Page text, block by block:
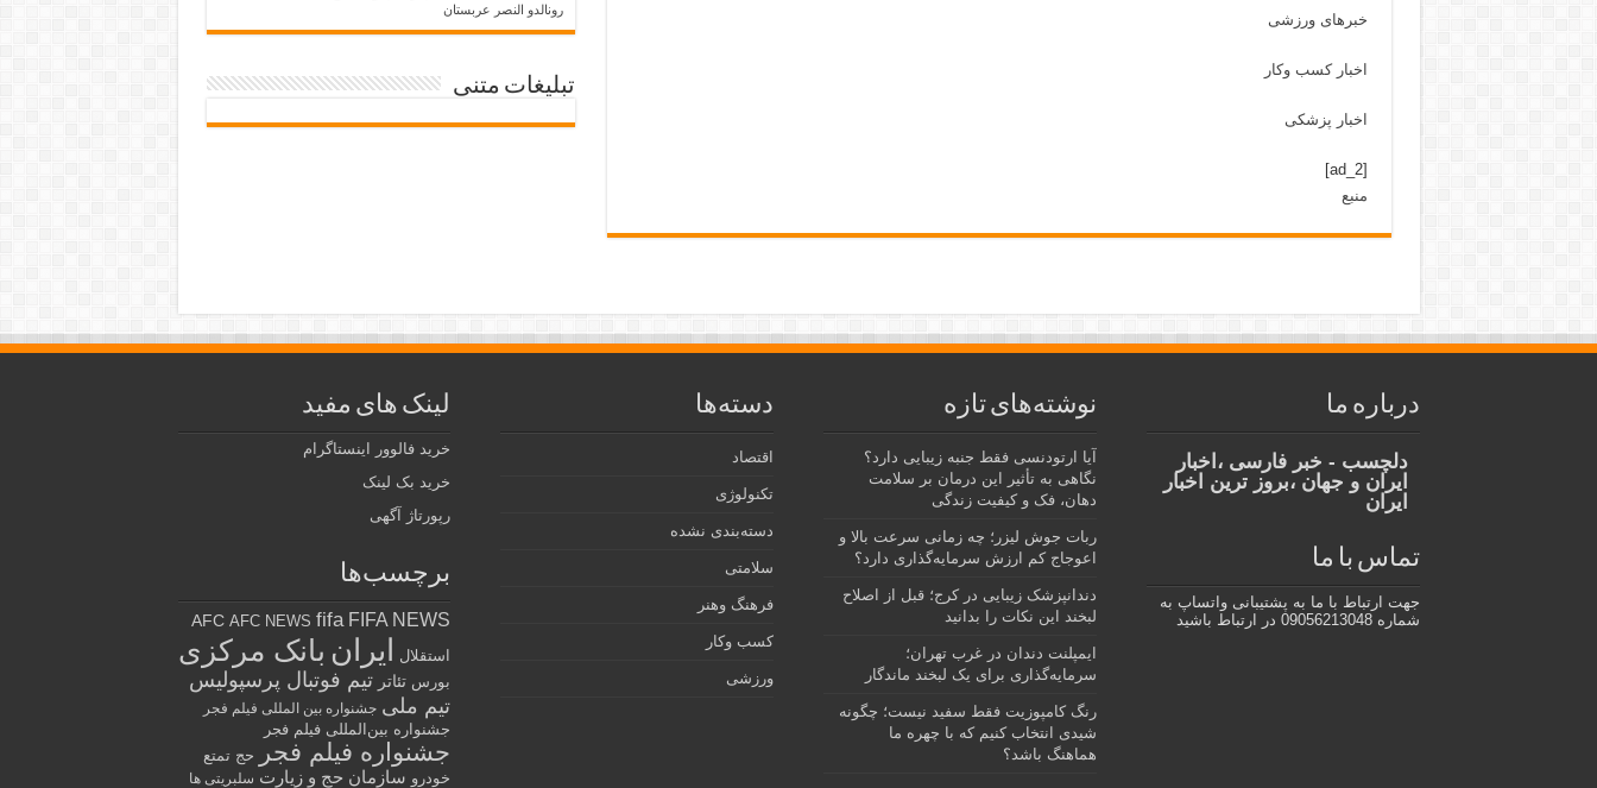
خبرهای ورزشی
اخبار کسب وکار
اخبار پزشکی
[ad_2]
منبع
رونالدو النصر عربستان
تبلیغات متنی
درباره ما
دلچسب - خبر فارسی ،اخبار
ایران و جهان ،بروز ترین اخبار
ایران
تماس با ما
جهت ارتباط با ما به پشتیبانی واتساپ به
شماره 09056213048 در ارتباط باشید
نوشته‌های تازه
آیا ارتودنسی فقط جنبه زیبایی دارد؟
نگاهی به تأثیر این درمان بر سلامت
دهان، فک و کیفیت زندگی
ربات جوش لیزر؛ چه زمانی سرعت بالا و
اعوجاج کم ارزش سرمایه‌گذاری دارد؟
دندانپزشک زیبایی در کرج؛ قبل از اصلاح
لبخند این نکات را بدانید
ایمپلنت دندان در غرب تهران؛
سرمایه‌گذاری برای یک لبخند ماندگار
رنگ کامپوزیت فقط سفید نیست؛ چگونه
شیدی انتخاب کنیم که با چهره ما
هماهنگ باشد؟
دسته‌ها
اقتصاد
تکنولوژی
دسته‌بندی نشده
سلامتی
فرهنگ وهنر
کسب وکار
ورزشی
لینک های مفید
خرید فالوور اینستاگرام
خرید بک لینک
رپورتاژ آگهی
برچسب‌ها
AFC AFC NEWS fifa FIFA NEWS
استقلال ایران بانک مرکزی
بورس تئاتر تیم فوتبال پرسپولیس
تیم ملی جشنواره بین المللی فیلم فجر
جشنواره بین‌المللی فیلم فجر
جشنواره فیلم فجر
حج تمتع
خودرو سازمان حج و زیارت سلبریتی ها